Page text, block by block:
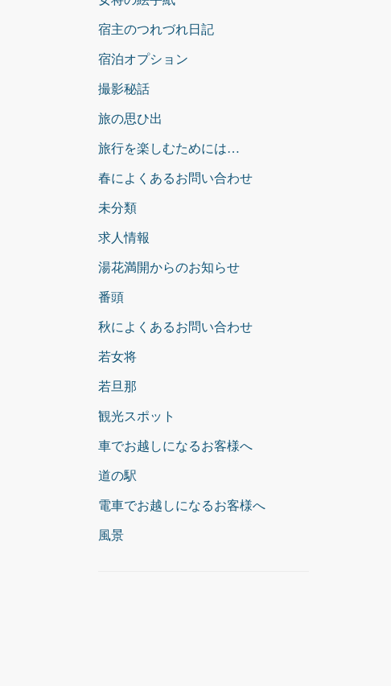
宿主のつれづれ日記
宿泊オプション
撮影秘話
旅の思ひ出
旅行を楽しむためには…
春によくあるお問い合わせ
未分類
求人情報
湯花満開からのお知らせ
番頭
秋によくあるお問い合わせ
若女将
若旦那
観光スポット
車でお越しになるお客様へ
道の駅
電車でお越しになるお客様へ
風景